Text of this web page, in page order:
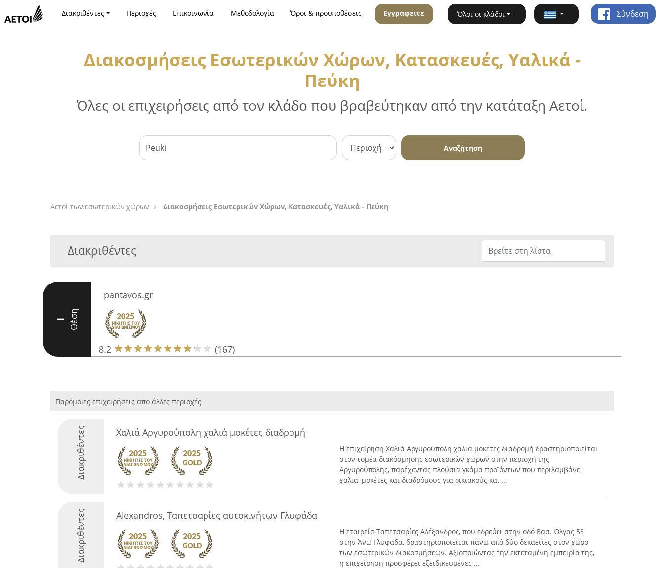
Διακριθέντες Περιοχές Επικοινωνία Μεθοδολογία Όροι & προϋποθέσεις Εγγραφείτε Όλοι οι κλάδοι Σύνδεση
Διακοσμήσεις Εσωτερικών Χώρων, Κατασκευές, Υαλικά -
Πεύκη
Όλες οι επιχειρήσεις από τον κλάδο που βραβεύτηκαν από την κατάταξη Αετοί.
Αναζήτηση
Αετοί των εσωτερικών χώρων Διακοσμήσεις Εσωτερικών Χώρων, Κατασκευές, Υαλικά - Πεύκη
Διακριθέντες
I Θέση
pantavos.gr
8.2 (167)
Παρόμοιες επιχειρήσεις απο άλλες περιοχές
Διακριθέντες Χαλιά Αργυρούπολη χαλιά μοκέτες διαδρομή
Η επιχείρηση Χαλιά Αργυρούπολη χαλιά μοκέτες διαδρομή δραστηριοποιείται
στον τομέα διακόσμησης εσωτερικών χώρων στην περιοχή της
Αργυρούπολης, παρέχοντας πλούσια γκάμα προϊόντων που περιλαμβάνει
χαλιά, μοκέτες και διαδρόμους για οικιακούς και ...
Διακριθέντες Alexandros, Ταπετσαρίες αυτοκινήτων Γλυφάδα
Η εταιρεία Ταπετσαρίες Αλέξανδρος, που εδρεύει στην οδό Βασ. Όλγας 58
στην Άνω Γλυφάδα, δραστηριοποιείται πάνω από δύο δεκαετίες στον χώρο
των εσωτερικών διακοσμήσεων. Αξιοποιώντας την εκτεταμένη εμπειρία της,
η επιχείρηση προσφέρει εξειδικευμένες ...